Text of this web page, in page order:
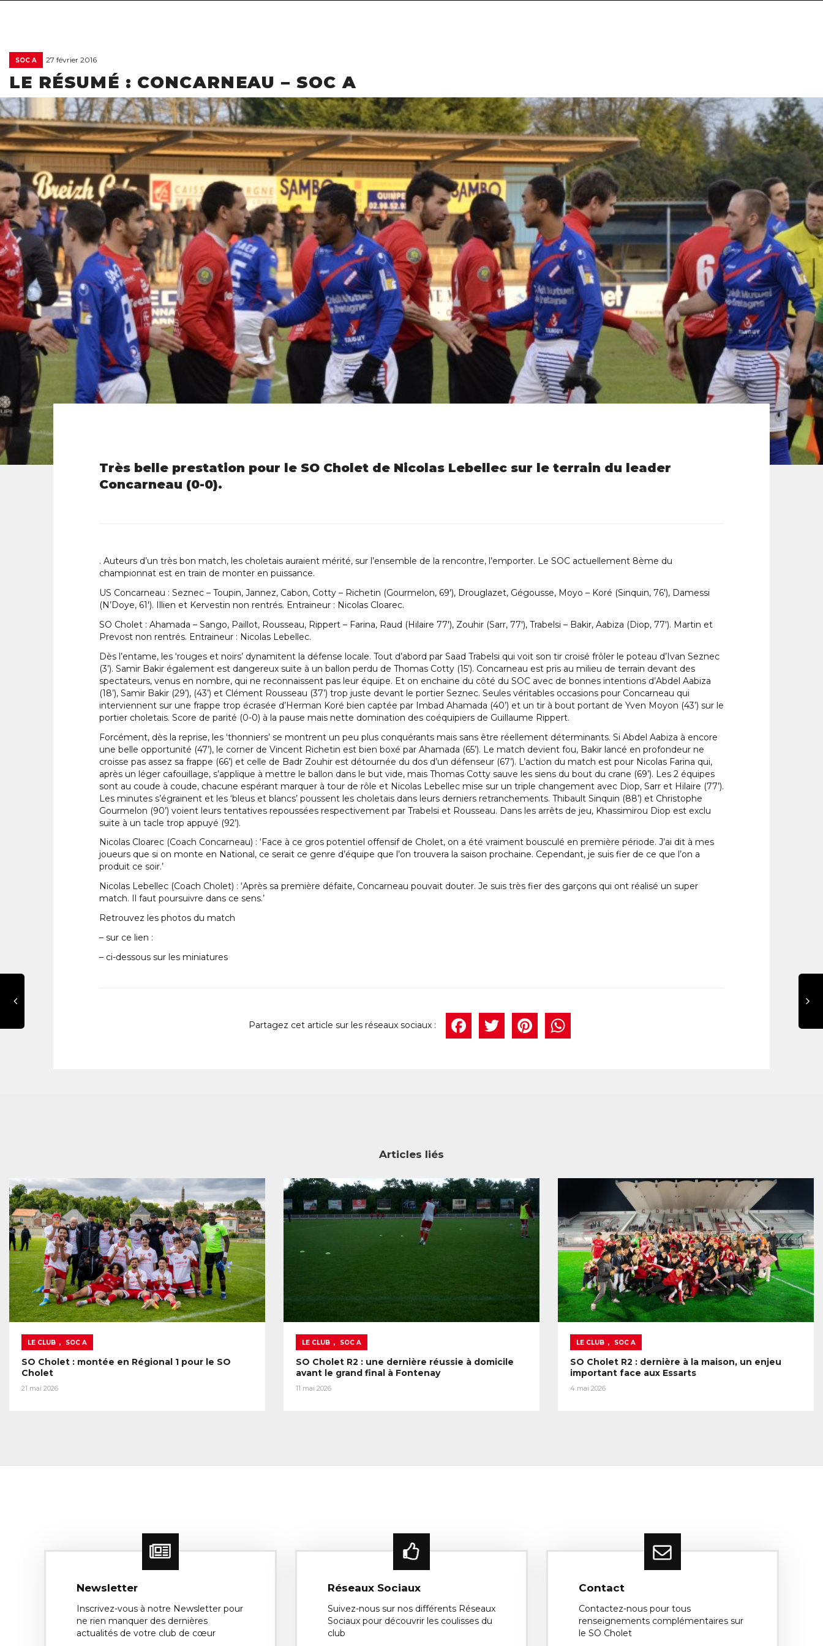
SOC A 27 février 2016
LE RÉSUMÉ : CONCARNEAU – SOC A
Très belle prestation pour le SO Cholet de Nicolas Lebellec sur le terrain du leader
Concarneau (0-0).
. Auteurs d’un très bon match, les choletais auraient mérité, sur l’ensemble de la rencontre, l’emporter. Le SOC actuellement 8ème du
championnat est en train de monter en puissance.
US Concarneau : Seznec – Toupin, Jannez, Cabon, Cotty – Richetin (Gourmelon, 69′), Drouglazet, Gégousse, Moyo – Koré (Sinquin, 76′), Damessi
(N’Doye, 61′). Illien et Kervestin non rentrés. Entraineur : Nicolas Cloarec.
SO Cholet : Ahamada – Sango, Paillot, Rousseau, Rippert – Farina, Raud (Hilaire 77′), Zouhir (Sarr, 77′), Trabelsi – Bakir, Aabiza (Diop, 77′). Martin et
Prevost non rentrés. Entraineur : Nicolas Lebellec.
Dès l’entame, les ‘rouges et noirs’ dynamitent la défense locale. Tout d’abord par Saad Trabelsi qui voit son tir croisé frôler le poteau d’Ivan Seznec
(3’). Samir Bakir également est dangereux suite à un ballon perdu de Thomas Cotty (15’). Concarneau est pris au milieu de terrain devant des
spectateurs, venus en nombre, qui ne reconnaissent pas leur équipe. Et on enchaine du côté du SOC avec de bonnes intentions d’Abdel Aabiza
(18’), Samir Bakir (29’), (43’) et Clément Rousseau (37’) trop juste devant le portier Seznec. Seules véritables occasions pour Concarneau qui
interviennent sur une frappe trop écrasée d’Herman Koré bien captée par Imbad Ahamada (40’) et un tir à bout portant de Yven Moyon (43’) sur le
portier choletais. Score de parité (0-0) à la pause mais nette domination des coéquipiers de Guillaume Rippert.
Forcément, dès la reprise, les ‘thonniers’ se montrent un peu plus conquérants mais sans être réellement déterminants. Si Abdel Aabiza à encore
une belle opportunité (47’), le corner de Vincent Richetin est bien boxé par Ahamada (65’). Le match devient fou, Bakir lancé en profondeur ne
croisse pas assez sa frappe (66’) et celle de Badr Zouhir est détournée du dos d’un défenseur (67’). L’action du match est pour Nicolas Farina qui,
après un léger cafouillage, s’applique à mettre le ballon dans le but vide, mais Thomas Cotty sauve les siens du bout du crane (69’). Les 2 équipes
sont au coude à coude, chacune espérant marquer à tour de rôle et Nicolas Lebellec mise sur un triple changement avec Diop, Sarr et Hilaire (77’).
Les minutes s’égrainent et les ‘bleus et blancs’ poussent les choletais dans leurs derniers retranchements. Thibault Sinquin (88’) et Christophe
Gourmelon (90’) voient leurs tentatives repoussées respectivement par Trabelsi et Rousseau. Dans les arrêts de jeu, Khassimirou Diop est exclu
suite à un tacle trop appuyé (92’).
Nicolas Cloarec (Coach Concarneau) : ‘Face à ce gros potentiel offensif de Cholet, on a été vraiment bousculé en première période. J’ai dit à mes
joueurs que si on monte en National, ce serait ce genre d’équipe que l’on trouvera la saison prochaine. Cependant, je suis fier de ce que l’on a
produit ce soir.’
Nicolas Lebellec (Coach Cholet) : ‘Après sa première défaite, Concarneau pouvait douter. Je suis très fier des garçons qui ont réalisé un super
match. Il faut poursuivre dans ce sens.’
Retrouvez les photos du match
– sur ce lien :
– ci-dessous sur les miniatures
Facebook
TwitterPinterest
Articles liés
LE CLUB , SOC A
SO Cholet : montée en Régional 1 pour le SO
Cholet
21 mai 2026
LE CLUB , SOC A
SO Cholet R2 : une dernière réussie à domicile
avant le grand final à Fontenay
11 mai 2026
LE CLUB , SOC A
SO Cholet R2 : dernière à la maison, un enjeu
important face aux Essarts
4 mai 2026
Newsletter
Inscrivez-vous à notre Newsletter pour
ne rien manquer des dernières
actualités de votre club de cœur
Réseaux Sociaux
Suivez-nous sur nos différents Réseaux
Sociaux pour découvrir les coulisses du
club
Contact
Contactez-nous pour tous
renseignements complémentaires sur
le SO Cholet